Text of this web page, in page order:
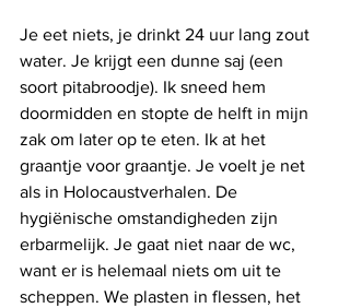
Je eet niets, je drinkt 24 uur lang zout
water. Je krijgt een dunne saj (een
soort pitabroodje). Ik sneed hem
doormidden en stopte de helft in mijn
zak om later op te eten. Ik at het
graantje voor graantje. Je voelt je net
als in Holocaustverhalen. De
hygiënische omstandigheden zijn
erbarmelijk. Je gaat niet naar de wc,
want er is helemaal niets om uit te
scheppen. We plasten in flessen, het